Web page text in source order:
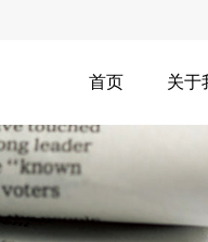
首页 关于